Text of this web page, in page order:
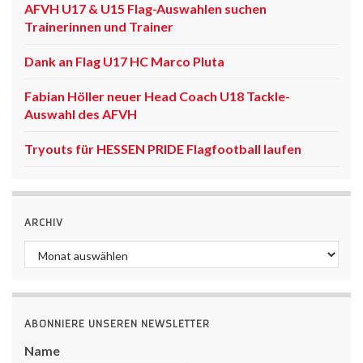
AFVH U17 & U15 Flag-Auswahlen suchen
Trainerinnen und Trainer
Dank an Flag U17 HC Marco Pluta
Fabian Höller neuer Head Coach U18 Tackle-
Auswahl des AFVH
Tryouts für HESSEN PRIDE Flagfootball laufen
ARCHIV
Archiv
ABONNIERE UNSEREN NEWSLETTER
Name